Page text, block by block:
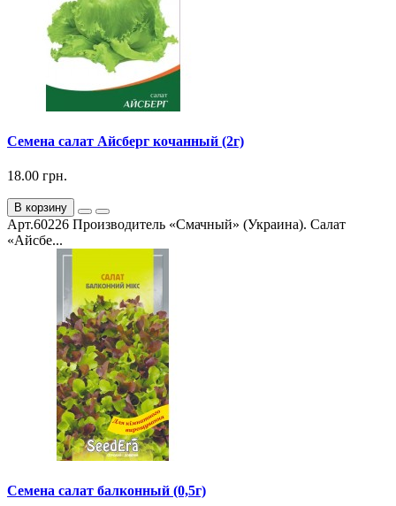
Семена салат Айсберг кочанный (2г)
18.00 грн.
В корзину
Арт.60226 Производитель «Смачный» (Украина). Салат
«Айсбе...
Семена салат балконный (0,5г)